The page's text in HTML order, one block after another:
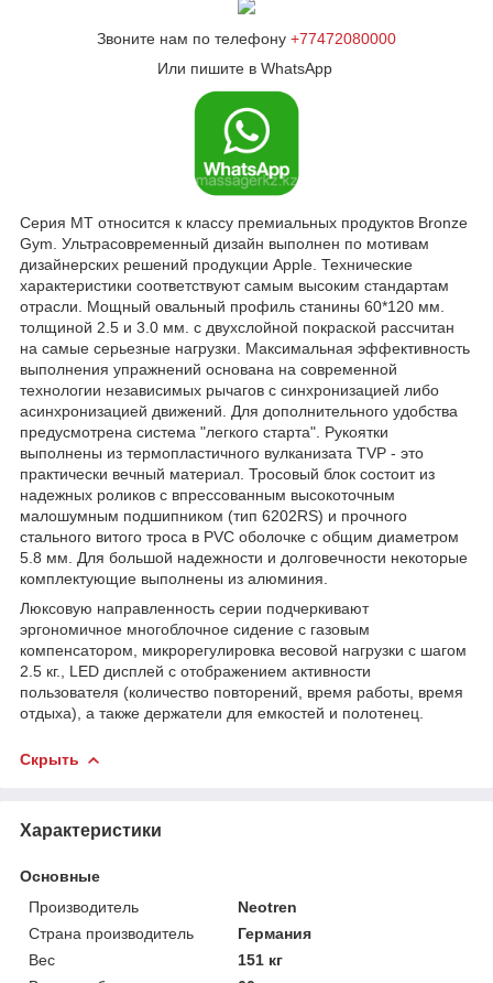
Звоните нам по телефону +77472080000
Или пишите в WhatsApp
Серия MT относится к классу премиальных продуктов Bronze
Gym. Ультрасовременный дизайн выполнен по мотивам
дизайнерских решений продукции Apple. Технические
характеристики соответствуют самым высоким стандартам
отрасли. Мощный овальный профиль станины 60*120 мм.
толщиной 2.5 и 3.0 мм. с двухслойной покраской рассчитан
на самые серьезные нагрузки. Максимальная эффективность
выполнения упражнений основана на современной
технологии независимых рычагов с синхронизацией либо
асинхронизацией движений. Для дополнительного удобства
предусмотрена система "легкого старта". Рукоятки
выполнены из термопластичного вулканизата TVP - это
практически вечный материал. Тросовый блок состоит из
надежных роликов с впрессованным высокоточным
малошумным подшипником (тип 6202RS) и прочного
стального витого троса в PVC оболочке с общим диаметром
5.8 мм. Для большой надежности и долговечности некоторые
комплектующие выполнены из алюминия.
Люксовую направленность серии подчеркивают
эргономичное многоблочное сидение с газовым
компенсатором, микрорегулировка весовой нагрузки с шагом
2.5 кг., LED дисплей с отображением активности
пользователя (количество повторений, время работы, время
отдыха), а также держатели для емкостей и полотенец.
Скрыть
Характеристики
Основные
Производитель
Neotren
Страна производитель
Германия
Вес
151 кг